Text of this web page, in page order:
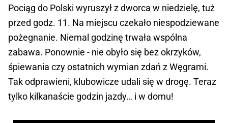
Pociąg do Polski wyruszył z dworca w niedzielę, tuż
przed godz. 11. Na miejscu czekało niespodziewane
pożegnanie. Niemal godzinę trwała wspólna
zabawa. Ponownie - nie obyło się bez okrzyków,
śpiewania czy ostatnich wymian zdań z Węgrami.
Tak odprawieni, klubowicze udali się w drogę. Teraz
tylko kilkanaście godzin jazdy… i w domu!